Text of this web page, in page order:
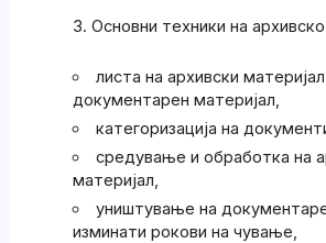
Основни техники на
листа на архивски
документарен материјал,
категоризација на
средување и обработка на
материјал,
уништување на
изминати рокови на чување,